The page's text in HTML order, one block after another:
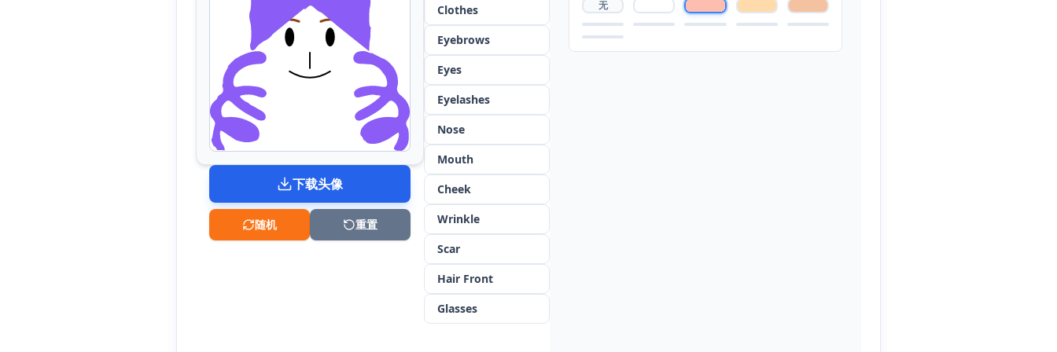
下载头像
随机 重置
Clothes
Eyebrows
Eyes
Eyelashes
Nose
Mouth
Cheek
Wrinkle
Scar
Hair Front
Glasses
无